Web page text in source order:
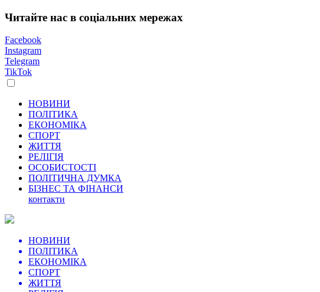
Читайте нас в соціальних мережах
Facebook
Instagram
Telegram
TikTok
НОВИНИ
ПОЛІТИКА
ЕКОНОМІКА
СПОРТ
ЖИТТЯ
РЕЛІГІЯ
ОСОБИСТОСТІ
ПОЛІТИЧНА ДУМКА
БІЗНЕС ТА ФІНАНСИ
контакти
НОВИНИ
ПОЛІТИКА
ЕКОНОМІКА
СПОРТ
ЖИТТЯ